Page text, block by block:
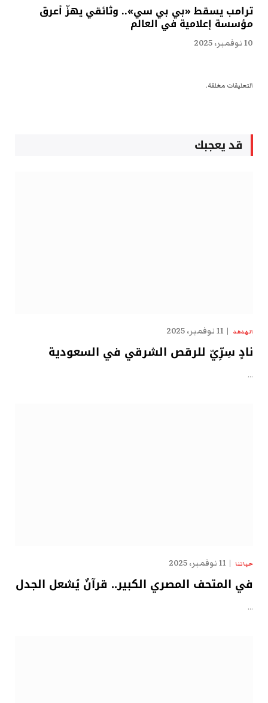
ترامب يسقط «بي بي سي».. وثائقي يهزّ أعرق
مؤسسة إعلامية في العالم
10 نوفمبر، 2025
التعليقات مغلقة.
قد يعجبك
الهدهد 11 نوفمبر، 2025
نادٍ سِرِّيّ للرقص الشرقي في السعودية
…
حياتنا 11 نوفمبر، 2025
في المتحف المصري الكبير.. قرآنٌ يُشعل الجدل
…